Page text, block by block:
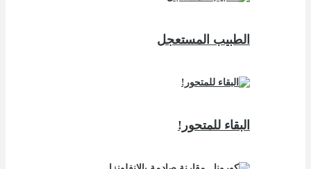
الطبيب المستعجل
البقاء للمتحور!